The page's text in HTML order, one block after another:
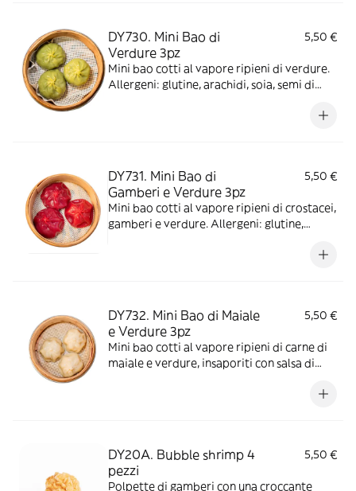
DY730. Mini Bao di
Verdure 3pz
5,50 €
Mini bao cotti al vapore ripieni di verdure.
Allergeni: glutine, arachidi, soia, semi di
DY731. Mini Bao di
Gamberi e Verdure 3pz
5,50 €
Mini bao cotti al vapore ripieni di crostacei,
gamberi e verdure. Allergeni: glutine,
DY732. Mini Bao di Maiale
e Verdure 3pz
5,50 €
Mini bao cotti al vapore ripieni di carne di
maiale e verdure, insaporiti con salsa di
DY20A. Bubble shrimp 4
pezzi
5,50 €
Polpette di gamberi con una croccante